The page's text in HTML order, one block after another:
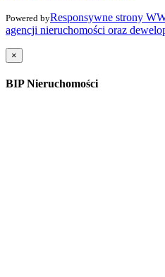
Powered byResponsywne strony
agencji nieruchomości oraz
×
BIP Nieruchomości